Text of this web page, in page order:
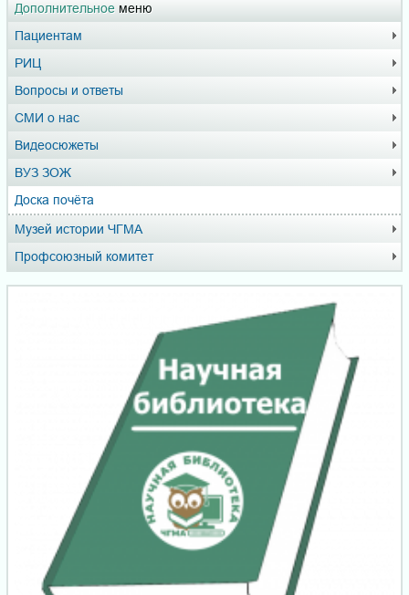
Дополнительное меню
Пациентам
РИЦ
Вопросы и ответы
СМИ о нас
Видеосюжеты
ВУЗ ЗОЖ
Доска почёта
Музей истории ЧГМА
Профсоюзный комитет